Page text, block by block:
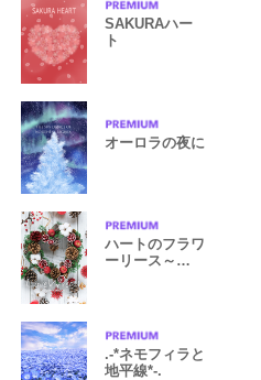
SAKURAハー
ト
オーロラの夜に
ハートのフラワ
ーリース～
.-*ネモフィラと
地平線*-.